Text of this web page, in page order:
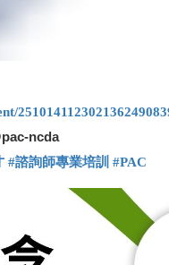
ncda
#諮詢師專業培訓 #PAC